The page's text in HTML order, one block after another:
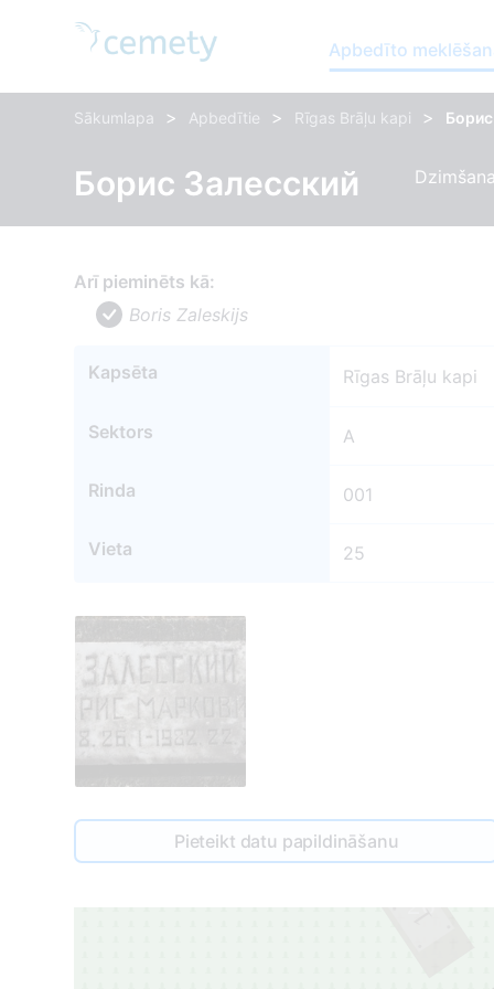
Apbedīto
Sākumlapa > Apbedītie > Rīgas Brāļu kapi >
Борис Залесский
Arī pieminēts kā:
Boris Zaleskijs
Kapsēta Rīgas Brāļu kapi
Sektors A
Rinda 001
Vieta 25
Pieteikt datu papildināšanu
26